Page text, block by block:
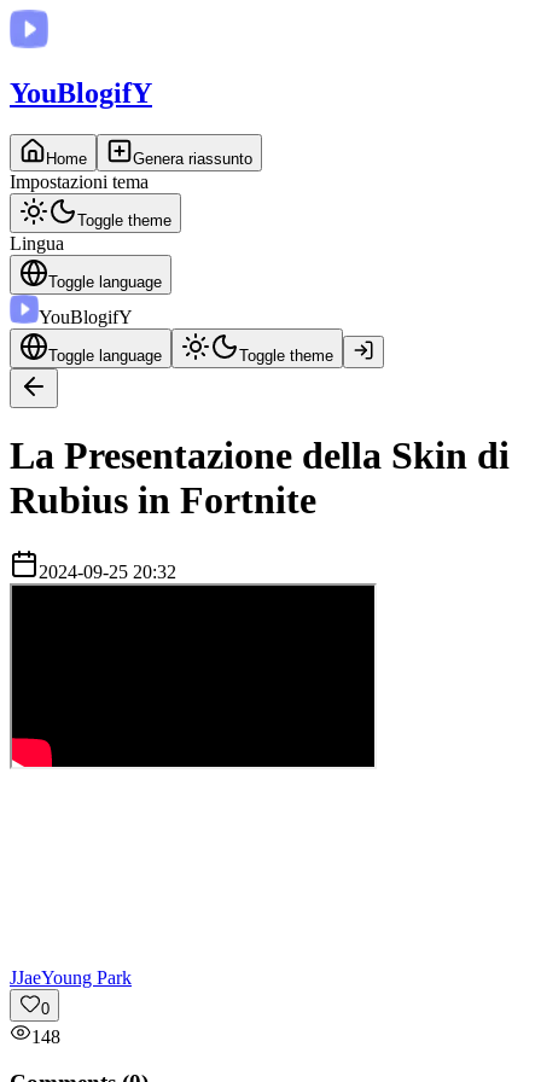
YouBlogifY
Home Genera riassunto
Impostazioni tema
Toggle theme
Lingua
Toggle language
YouBlogifY
Toggle language Toggle theme
La Presentazione della Skin di
Rubius in Fortnite
2024-09-25 20:32
JJaeYoung Park
0
148